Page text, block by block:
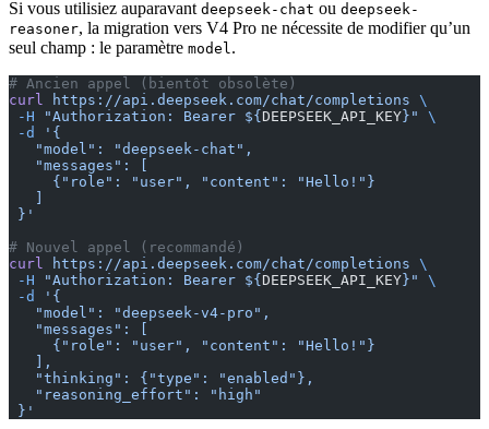
Si vous utilisiez auparavant deepseek-chat ou deepseek-
reasoner, la migration vers V4 Pro ne nécessite de modifier qu’un
seul champ : le paramètre model .
# Ancien appel (bientôt obsolète)
curl
https://api.deepseek.com/chat/completions \
-H "Authorization: Bearer ${DEEPSEEK_API_KEY}"
\
-d
'{
   "model": "deepseek-chat",
   "messages": [
     {"role": "user", "content": "Hello!"}
   ]
}'
# Nouvel appel (recommandé)
curl
https://api.deepseek.com/chat/completions \
-H "Authorization: Bearer ${DEEPSEEK_API_KEY}"
\
-d
'{
   "model": "deepseek-v4-pro",
   "messages": [
     {"role": "user", "content": "Hello!"}
   ],
   "thinking": {"type": "enabled"},
   "reasoning_effort": "high"
}'